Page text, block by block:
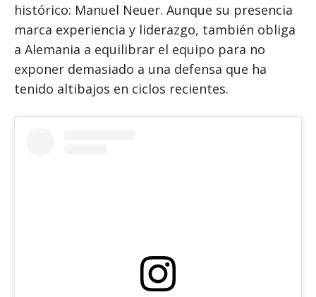
histórico: Manuel Neuer. Aunque su presencia
marca experiencia y liderazgo, también obliga
a Alemania a equilibrar el equipo para no
exponer demasiado a una defensa que ha
tenido altibajos en ciclos recientes.